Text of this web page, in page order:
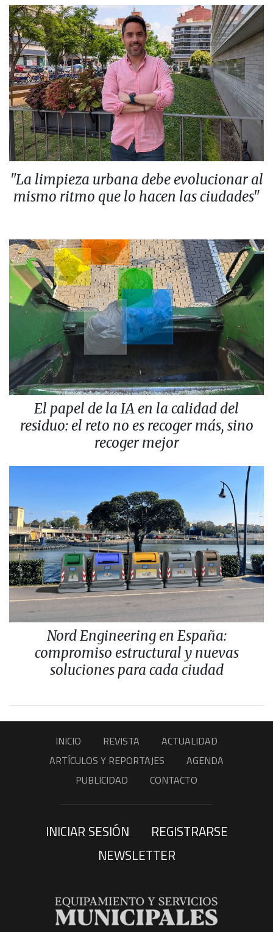
"La limpieza urbana debe evolucionar al
mismo ritmo que lo hacen las ciudades"
El papel de la IA en la calidad del
residuo: el reto no es recoger más, sino
recoger mejor
Nord Engineering en España:
compromiso estructural y nuevas
soluciones para cada ciudad
INICIO REVISTA
ACTUALIDAD
ARTÍCULOS Y REPORTAJES
AGENDA
PUBLICIDAD
CONTACTO
INICIAR SESIÓN
REGISTRARSE
NEWSLETTER